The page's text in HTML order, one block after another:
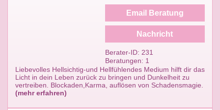
Liebevolles Hellsichtig-und Hellfühlendes Medium hilft dir das
Licht in dein Leben zurück zu bringen und Dunkelheit zu
vertreiben. Blockaden,Karma, auflösen von Schadensmagie.
(mehr erfahren)
Email Beratung
Nachricht
Berater-ID: 231
Beratungen: 1